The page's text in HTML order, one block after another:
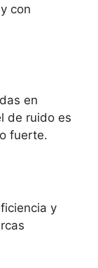
con
en
de ruido es
fuerte.
y